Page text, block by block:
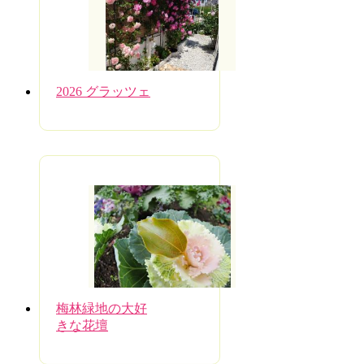
2026 グラッツェ
梅林緑地の大好
きな花壇